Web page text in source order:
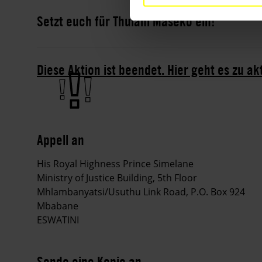
Setzt euch für Thulani Maseko ein!
Diese Aktion ist beendet. Hier geht es zu
Appell an
His Royal Highness Prince Simelane
Ministry of Justice Building, 5th Floor
Mhlambanyatsi/Usuthu Link Road, P.O. Box 924
Mbabane
ESWATINI